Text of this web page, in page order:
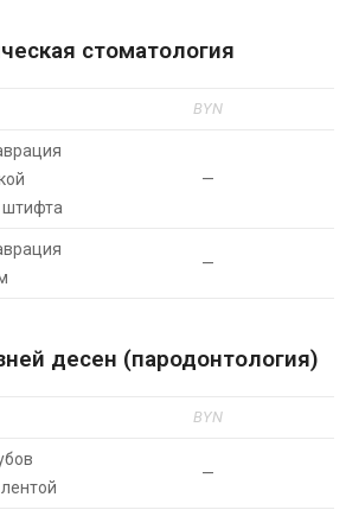
стоматология
BYN
штифта
—
—
десен (пародонтология)
BYN
—